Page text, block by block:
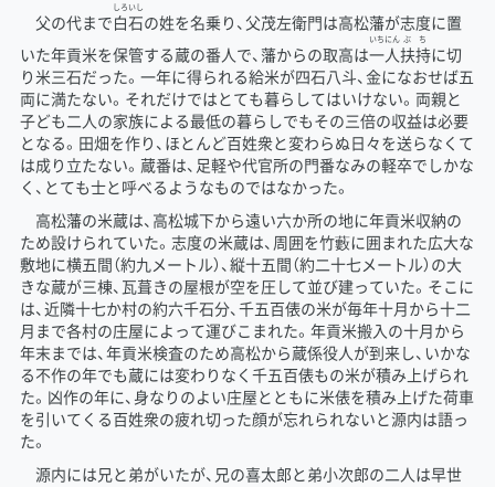
父の代まで白
しろ
石
いし
の姓を名乗り、父茂左衛門は高松藩が志度に置
いた年貢米を保管する蔵の番人で、藩からの取高は一
いち
人
にん
扶
ぶ
持
ち
に切
り米三石だった。一年に得られる給米が四石八斗、金になおせば五
両に満たない。それだけではとても暮らしてはいけない。両親と
子ども二人の家族による最低の暮らしでもその三倍の収益は必要
となる。田畑を作り、ほとんど百姓衆と変わらぬ日々を送らなくて
は成り立たない。蔵番は、足軽や代官所の門番なみの軽卒でしかな
く、とても士と呼べるようなものではなかった。
高松藩の米蔵は、高松城下から遠い六か所の地に年貢米収納の
ため設けられていた。志度の米蔵は、周囲を竹藪に囲まれた広大な
敷地に横五間（約九メートル）、縦十五間（約二十七メートル）の大
きな蔵が三棟、瓦葺きの屋根が空を圧して並び建っていた。そこに
は、近隣十七か村の約六千石分、千五百俵の米が毎年十月から十二
月まで各村の庄屋によって運びこまれた。年貢米搬入の十月から
年末までは、年貢米検査のため高松から蔵係役人が到来し、いかな
る不作の年でも蔵には変わりなく千五百俵もの米が積み上げられ
た。凶作の年に、身なりのよい庄屋とともに米俵を積み上げた荷車
を引いてくる百姓衆の疲れ切った顔が忘れられないと源内は語っ
た。
源内には兄と弟がいたが、兄の喜太郎と弟小次郎の二人は早世